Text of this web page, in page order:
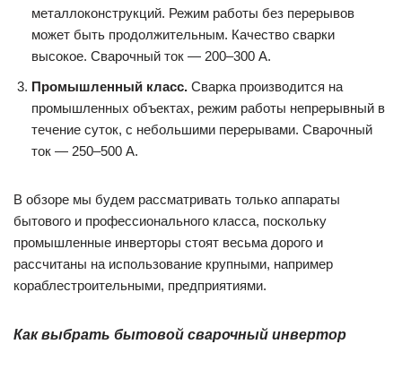
металлоконструкций. Режим работы без перерывов
может быть продолжительным. Качество сварки
высокое. Сварочный ток — 200–300 А.
Промышленный класс. Сварка производится на
промышленных объектах, режим работы непрерывный в
течение суток, с небольшими перерывами. Сварочный
ток — 250–500 А.
В обзоре мы будем рассматривать только аппараты
бытового и профессионального класса, поскольку
промышленные инверторы стоят весьма дорого и
рассчитаны на использование крупными, например
кораблестроительными, предприятиями.
Как выбрать бытовой сварочный инвертор